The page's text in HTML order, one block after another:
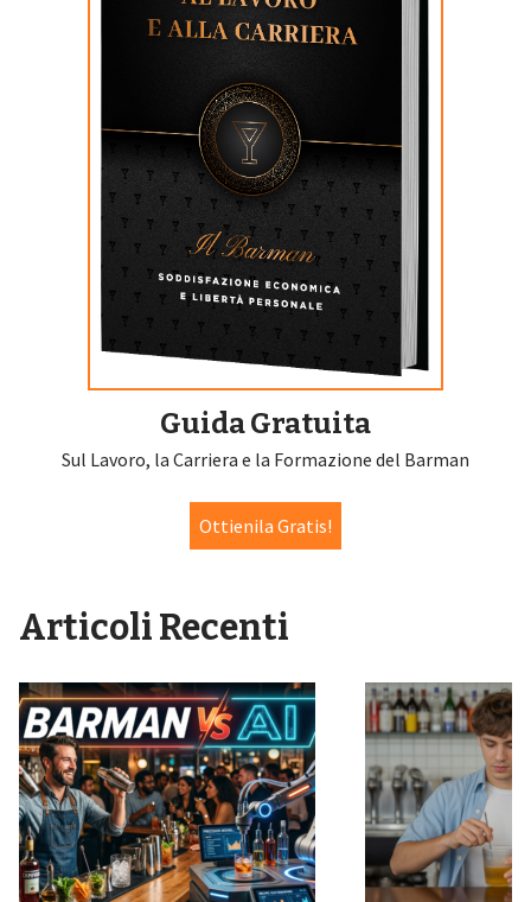
Guida Gratuita
Sul Lavoro, la Carriera e la Formazione del Barman
Ottienila Gratis!
Articoli Recenti